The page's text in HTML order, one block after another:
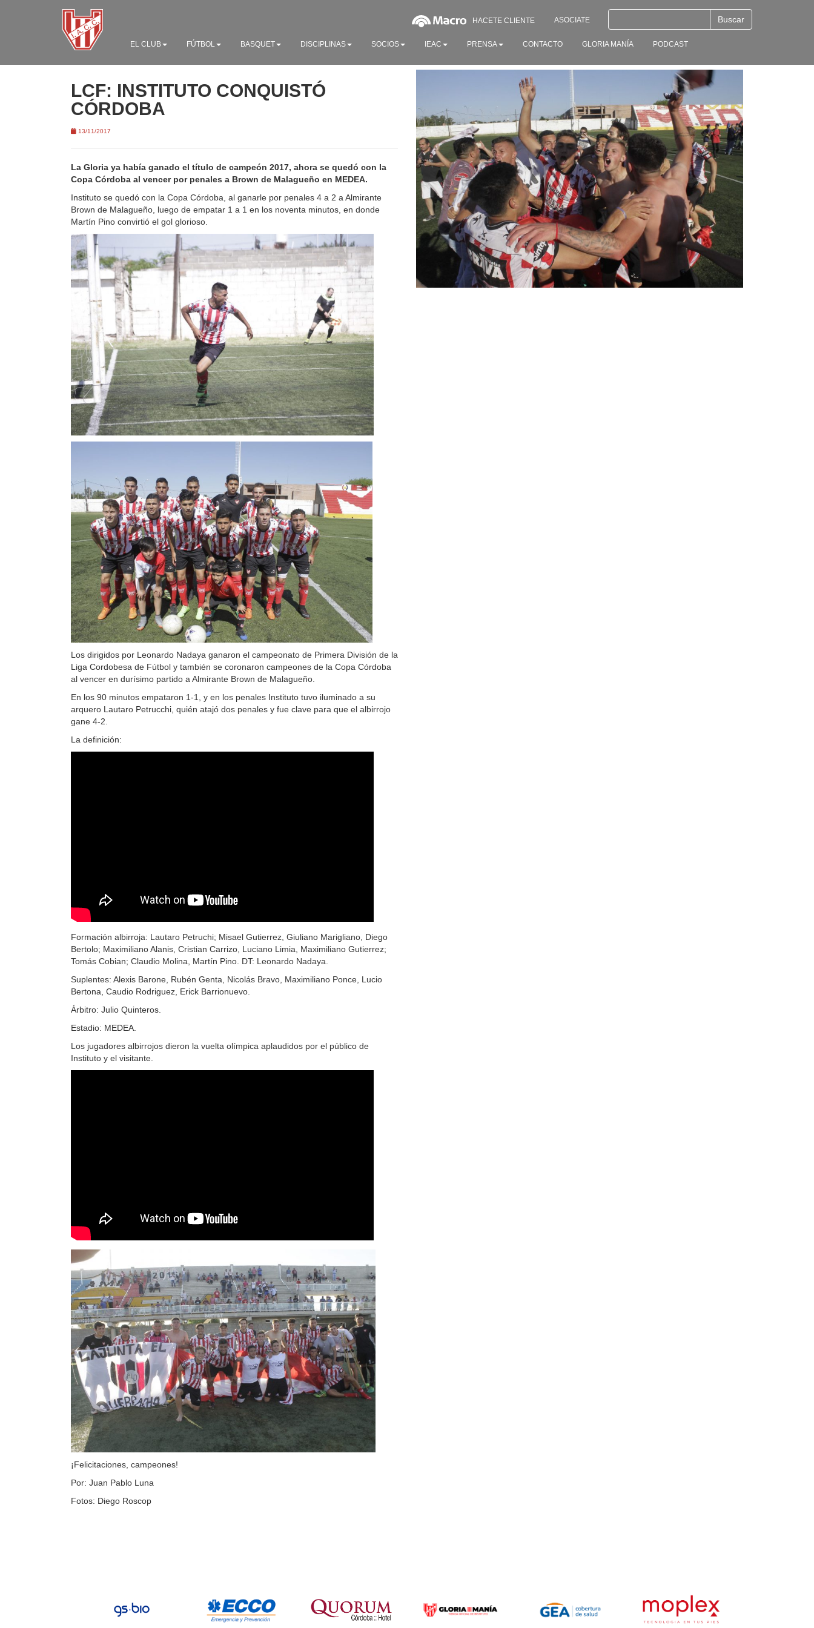
HACETE CLIENTE ASOCIATE
EL CLUB FÚTBOL BASQUET DISCIPLINAS SOCIOS IEAC PRENSA CONTACTO GLORIA MANÍA PODCAST
LCF: INSTITUTO CONQUISTÓ
CÓRDOBA
13/11/2017
La Gloria ya había ganado el título de campeón 2017, ahora se quedó con la
Copa Córdoba al vencer por penales a Brown de Malagueño en MEDEA.
Instituto se quedó con la Copa Córdoba, al ganarle por penales 4 a 2 a Almirante
Brown de Malagueño, luego de empatar 1 a 1 en los noventa minutos, en donde
Martín Pino convirtió el gol glorioso.
Los dirigidos por Leonardo Nadaya ganaron el campeonato de Primera División de la
Liga Cordobesa de Fútbol y también se coronaron campeones de la Copa Córdoba
al vencer en durísimo partido a Almirante Brown de Malagueño.
En los 90 minutos empataron 1-1, y en los penales Instituto tuvo iluminado a su
arquero Lautaro Petrucchi, quién atajó dos penales y fue clave para que el albirrojo
gane 4-2.
La definición:
Formación albirroja: Lautaro Petruchi; Misael Gutierrez, Giuliano Marigliano, Diego
Bertolo; Maximiliano Alanis, Cristian Carrizo, Luciano Limia, Maximiliano Gutierrez;
Tomás Cobian; Claudio Molina, Martín Pino. DT: Leonardo Nadaya.
Suplentes: Alexis Barone, Rubén Genta, Nicolás Bravo, Maximiliano Ponce, Lucio
Bertona, Caudio Rodriguez, Erick Barrionuevo.
Árbitro: Julio Quinteros.
Estadio: MEDEA.
Los jugadores albirrojos dieron la vuelta olímpica aplaudidos por el público de
Instituto y el visitante.
¡Felicitaciones, campeones!
Por: Juan Pablo Luna
Fotos: Diego Roscop